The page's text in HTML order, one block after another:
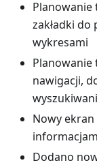
zakładki do
wykresami
Planowanie
nawigacji,
Nowy ekran
Dodano